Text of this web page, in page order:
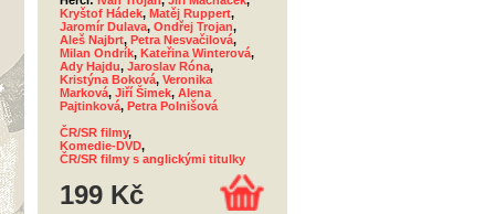
Kryštof Hádek, Matěj Ruppert,
Jaromír Dulava, Ondřej Trojan,
Aleš Najbrt, Petra Nesvačilová,
Milan Ondrík, Kateřina Winterová,
Ady Hajdu, Jaroslav Róna,
Kristýna Boková, Veronika
Marková, Jiří Šimek, Alena
Pajtinková, Petra Polnišová
ČR/SR filmy,
Komedie-DVD,
ČR/SR filmy s anglickými titulky
199 Kč